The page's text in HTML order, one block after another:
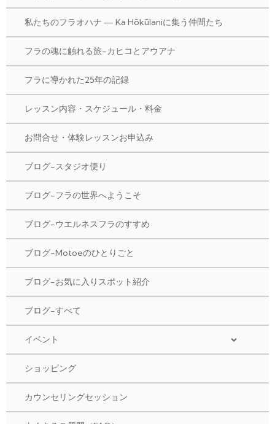
私たちのフラオハナ — Ka Hōkūlaniに集う仲間たち
フラの魂に触れる旅-カヒコとアウアナ
フラに導かれた25年の記録
レッスン内容・スケジュール・料金
お問合せ・体験レッスンお申込み
ブログ-スタジオ便り
ブログ-フラの世界へようこそ
ブログ-ウエルネスフラのすすめ
ブログ-Motoeのひとりごと
ブログ-お気に入りスポット紹介
ブログ-すべて
イベント
ショッピング
カウンセリングセッション